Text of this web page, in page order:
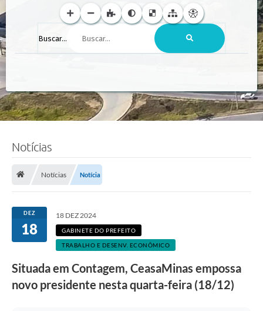
Buscar...
Notícias
Notícias Notícia
DEZ
18
18 DEZ 2024
GABINETE DO PREFEITO
TRABALHO E DESENV. ECONÔMICO
Situada em Contagem, CeasaMinas empossa
novo presidente nesta quarta-feira (18/12)
:
R
n
i